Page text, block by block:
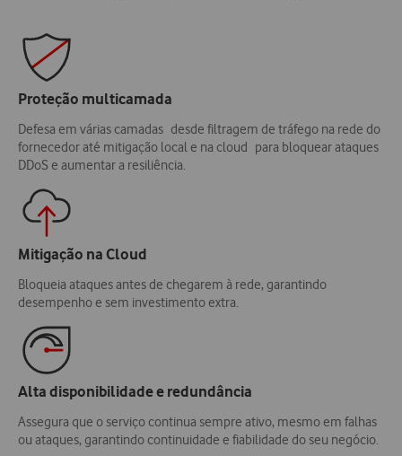
Proteção multicamada
Defesa em várias camadas desde filtragem de tráfego na rede do
fornecedor até mitigação local e na cloud para bloquear ataques
DDoS e aumentar a resiliência.
Mitigação na Cloud
Bloqueia ataques antes de chegarem à rede, garantindo
desempenho e sem investimento extra.
Alta disponibilidade e redundância
Assegura que o serviço continua sempre ativo, mesmo em falhas
ou ataques, garantindo continuidade e fiabilidade do seu negócio.